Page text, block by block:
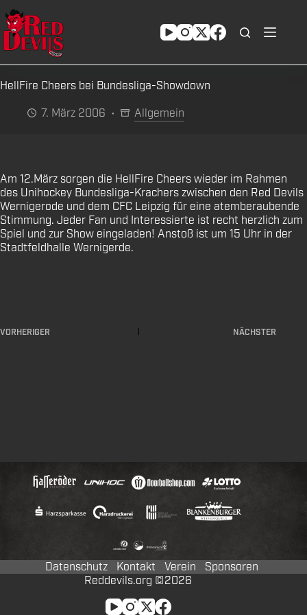
Zum
Inhalt
springen
HellFire Cheers bei Bundesliga-Showdown
7. März 2006
Allgemein
Am 12.März sorgen die HellFire Cheers wieder im Rahmen
des Unihockey Bundesliga-Krachers zwischen den Red Devils
Wernigerode und dem CFC Leipzig für eine atemberaubende
Stimmung. Jeder Fan und Interessierte ist recht herzlich zum
Spiel und zur Show eingeladen! Anstoß ist um 15 Uhr in der
Stadtfeldhalle Wernigerde.
VORHERIGER NÄCHSTER
Datenschutz Kontakt Verein
Sponsoren
Reddevils.org ©2026